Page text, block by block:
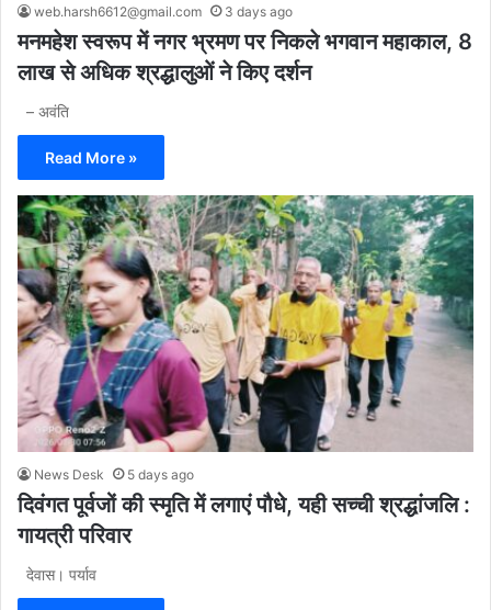
web.harsh6612@gmail.com 3 days ago
मनमहेश स्वरूप में नगर भ्रमण पर निकले भगवान महाकाल, 8
लाख से अधिक श्रद्धालुओं ने किए दर्शन
– अवंति
Read More »
News Desk 5 days ago
दिवंगत पूर्वजों की स्मृति में लगाएं पौधे, यही सच्ची श्रद्धांजलि :
गायत्री परिवार
देवास। पर्याव